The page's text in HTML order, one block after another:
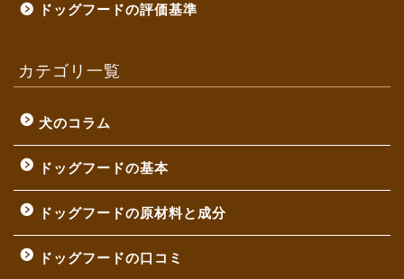
ドッグフードの評価基準
カテゴリ一覧
犬のコラム
ドッグフードの基本
ドッグフードの原材料と成分
ドッグフードの口コミ